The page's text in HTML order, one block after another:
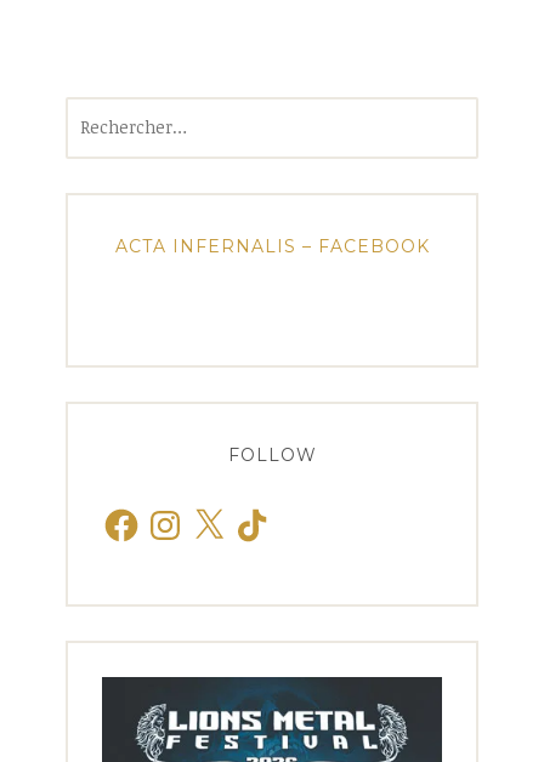
ACTA INFERNALIS – FACEBOOK
FOLLOW
FacebookInstagram
X TikTok